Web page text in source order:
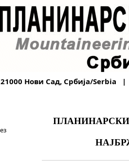
21000 Нови Сад, Србија/Serbia